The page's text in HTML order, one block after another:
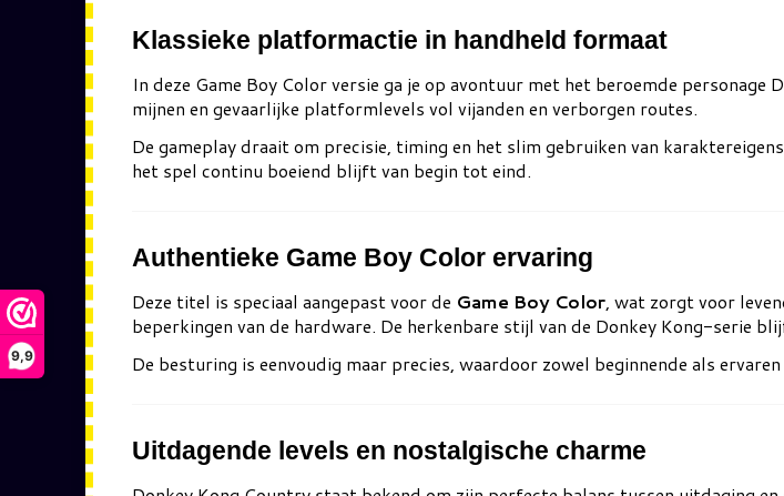
9,9
Klassieke platformactie in handheld formaat
In deze Game Boy Color versie ga je op avontuur met het beroemde personage
mijnen en gevaarlijke platformlevels vol vijanden en verborgen routes.
De gameplay draait om precisie, timing en het slim gebruiken van
het spel continu boeiend blijft van begin tot eind.
Authentieke Game Boy Color ervaring
Deze titel is speciaal aangepast voor de Game Boy Color , wat zorgt voor
beperkingen van de hardware. De herkenbare stijl van de Donkey Kong-serie
De besturing is eenvoudig maar precies, waardoor zowel beginnende als
Uitdagende levels en nostalgische charme